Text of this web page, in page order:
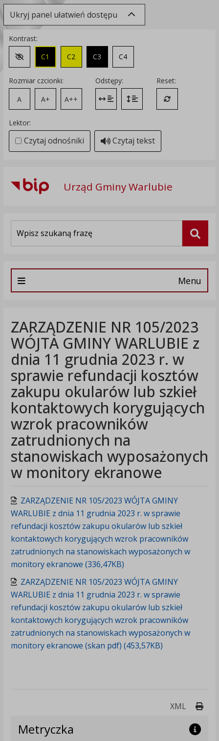
Ukryj panel ułatwień dostępu
Kontrast:
Zmień kontrast na domyślny
C1 C2 C3 C4
Rozmiar czcionki:
A
A+ A++
Odstępy:
Zmień odstęp między literami
Zmień interlinię i margines
Reset:
Przywróć
Lektor:
Czytaj odnośniki Czytaj tekst
Urząd Gminy Warlubie
Menu
ZARZĄDZENIE NR 105/2023
WÓJTA GMINY WARLUBIE z
dnia 11 grudnia 2023 r. w
sprawie refundacji kosztów
zakupu okularów lub szkieł
kontaktowych korygujących
wzrok pracowników
zatrudnionych na
stanowiskach wyposażonych
w monitory ekranowe
ZARZĄDZENIE NR 105/2023 WÓJTA GMINY
WARLUBIE z dnia 11 grudnia 2023 r. w sprawie
refundacji kosztów zakupu okularów lub szkieł
kontaktowych korygujących wzrok pracowników
zatrudnionych na stanowiskach wyposażonych w
monitory ekranowe (336,47KB)
ZARZĄDZENIE NR 105/2023 WÓJTA GMINY
WARLUBIE z dnia 11 grudnia 2023 r. w sprawie
refundacji kosztów zakupu okularów lub szkieł
kontaktowych korygujących wzrok pracowników
zatrudnionych na stanowiskach wyposażonych w
monitory ekranowe (skan pdf) (453,57KB)
XML
Metryczka